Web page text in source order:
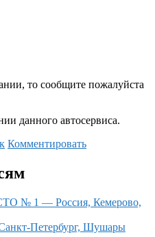
то сообщите пожалуйста
данного автосервиса.
Комментировать
№ 1 — Россия, Кемерово,
Петербург, Шушары